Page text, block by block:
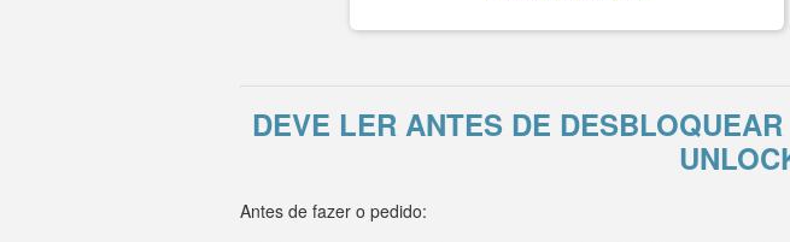
DEVE LER ANTES DE
Antes de fazer o pedido: